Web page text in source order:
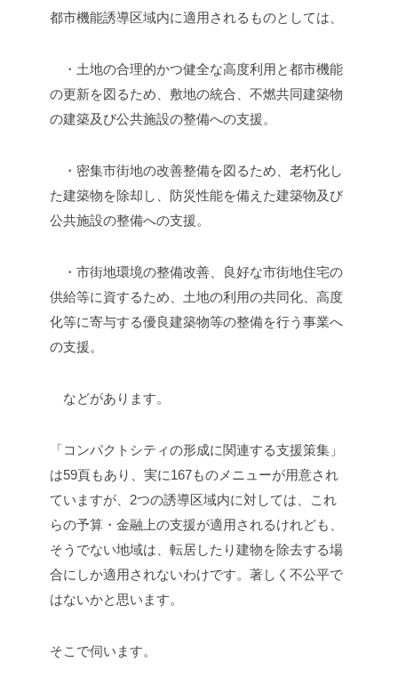
都市機能誘導区域内に適用されるものとしては、
・土地の合理的かつ健全な高度利用と都市機能
の更新を図るため、敷地の統合、不燃共同建築物
の建築及び公共施設の整備への支援。
・密集市街地の改善整備を図るため、老朽化し
た建築物を除却し、防災性能を備えた建築物及び
公共施設の整備への支援。
・市街地環境の整備改善、良好な市街地住宅の
供給等に資するため、土地の利用の共同化、高度
化等に寄与する優良建築物等の整備を行う事業へ
の支援。
などがあります。
「コンパクトシティの形成に関連する支援策集」
は59頁もあり、実に167ものメニューが用意され
ていますが、2つの誘導区域内に対しては、これ
らの予算・金融上の支援が適用されるけれども、
そうでない地域は、転居したり建物を除去する場
合にしか適用されないわけです。著しく不公平で
はないかと思います。
そこで伺います。